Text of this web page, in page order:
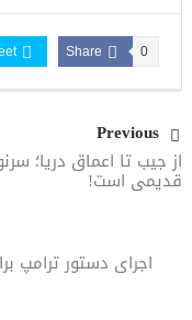
Share 0
Previous
از جیب تا اعماق دریا؛
قدیمی است!
اجرای دستور ترامپ